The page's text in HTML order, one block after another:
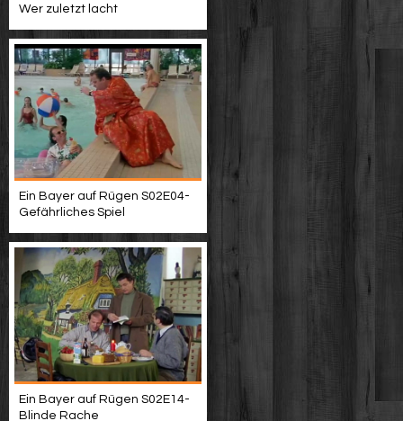
Wer zuletzt lacht
Ein Bayer auf Rügen S02E04-
Gefährliches Spiel
Ein Bayer auf Rügen S02E14-
Blinde Rache